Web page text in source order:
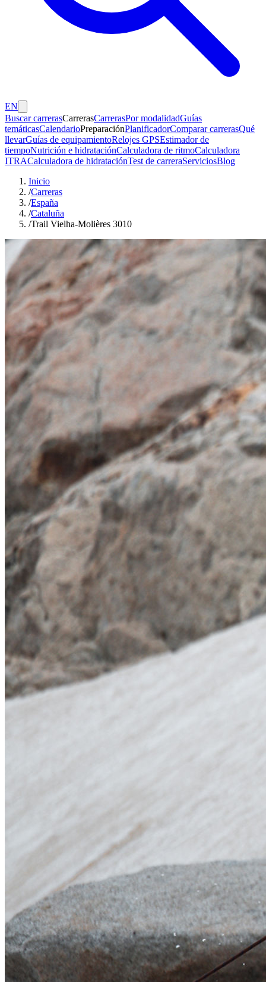
EN
Buscar carrerasCarrerasCarrerasPor modalidadGuías
temáticasCalendarioPreparaciónPlanificadorComparar carrerasQué
llevarGuías de equipamientoRelojes GPSEstimador de
tiempoNutrición e hidrataciónCalculadora de ritmoCalculadora
ITRACalculadora de hidrataciónTest de carreraServiciosBlog
Inicio
/Carreras
/España
/Cataluña
/Trail Vielha-Molières 3010